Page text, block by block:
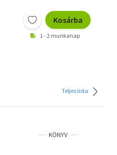
Kosárba
1 - 2 munkanap
Teljes lista
KÖNYV